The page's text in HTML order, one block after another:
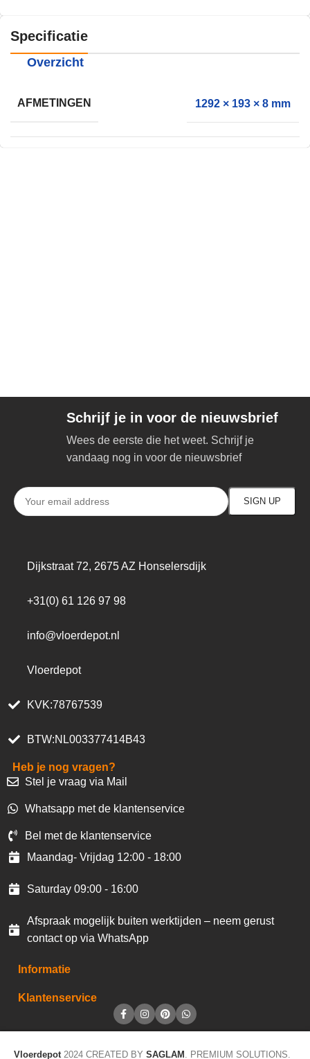
Specificatie
Overzicht
AFMETINGEN 1292 × 193 × 8 mm
Schrijf je in voor de nieuwsbrief
Wees de eerste die het weet. Schrijf je
vandaag nog in voor de nieuwsbrief
Dijkstraat 72, 2675 AZ Honselersdijk
+31(0) 61 126 97 98
info@vloerdepot.nl
Vloerdepot
KVK:78767539
BTW:NL003377414B43
Heb je nog vragen?
Stel je vraag via Mail
Whatsapp met de klantenservice
Bel met de klantenservice
Maandag- Vrijdag 12:00 - 18:00
Saturday 09:00 - 16:00
Afspraak mogelijk buiten werktijden – neem gerust
contact op via WhatsApp
Informatie
Klantenservice
Vloerdepot 2024 CREATED BY SAGLAM . PREMIUM SOLUTIONS.